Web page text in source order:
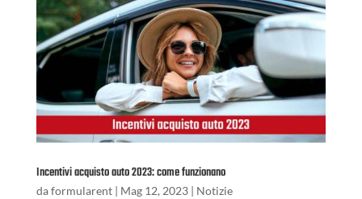
Incentivi acquisto auto 2023: come funzionano
daformularent| Mag 12, 2023| Notizie